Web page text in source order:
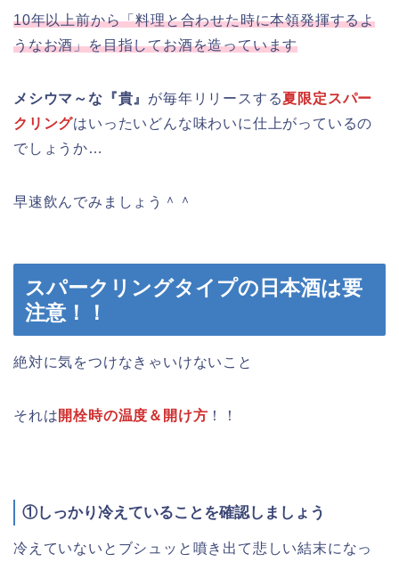
10年以上前から「料理と合わせた時に本領発揮するよ
うなお酒」を目指してお酒を造っています
メシウマ～な『貴』 が毎年リリースする夏限定スパー
クリングはいったいどんな味わいに仕上がっているの
でしょうか…
早速飲んでみましょう＾＾
スパークリングタイプの日本酒は要
注意！！
絶対に気をつけなきゃいけないこと
それは開栓時の温度＆開け方 ！！
①しっかり冷えていることを確認しましょう
冷えていないとブシュッと噴き出て悲しい結末になっ